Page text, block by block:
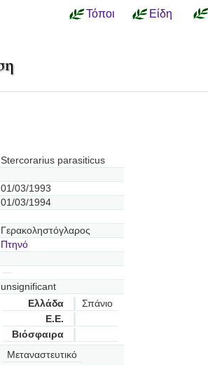
Τόποι Είδη
Stercorarius parasiticus
01/03/1993
01/03/1994
Γερακοληστόγλαρος
Πτηνό
unsignificant
Ελλάδα
Σπάνιο
Ε.Ε.
Βιόσφαιρα
Μεταναστευτικό